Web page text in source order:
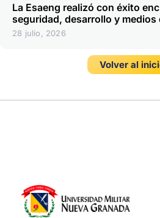
La Esaeng realizó con éxito
seguridad, desarrollo y
28 julio, 2026
Volver al